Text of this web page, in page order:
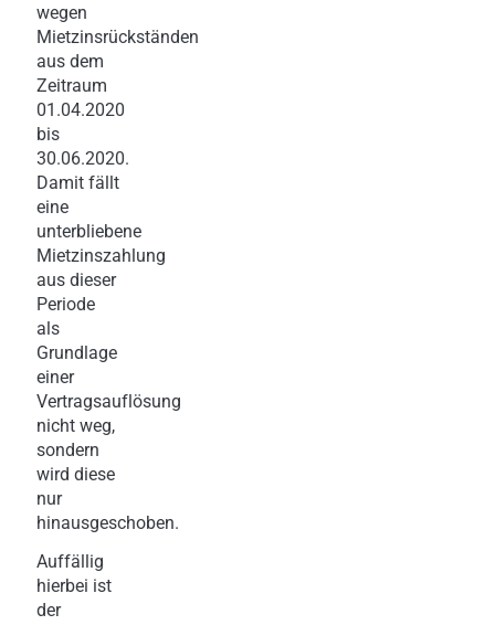
wegen
Mietzinsrückständen
aus dem
Zeitraum
01.04.2020
bis
30.06.2020.
Damit fällt
eine
unterbliebene
Mietzinszahlung
aus dieser
Periode
als
Grundlage
einer
Vertragsauflösung
nicht weg,
sondern
wird diese
nur
hinausgeschoben.
Auffällig
hierbei ist
der